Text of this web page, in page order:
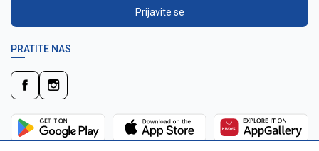
Prijavite se
PRATITE NAS